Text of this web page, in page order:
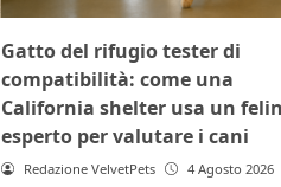
Gatto del rifugio tester di
compatibilità: come una
California shelter usa un
esperto per valutare i cani
Redazione VelvetPets 4 Agosto 2026